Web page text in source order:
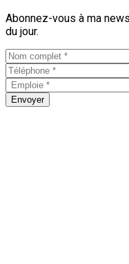
Abonnez-vous à ma
du jour.
Envoyer